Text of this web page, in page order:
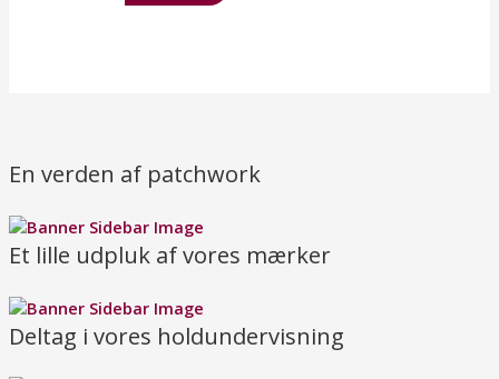
En verden af patchwork
Et lille udpluk af vores mærker
Deltag i vores holdundervisning